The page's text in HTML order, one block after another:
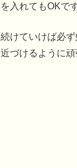
を入れてもOKです
続けていけば必
近づけるように頑